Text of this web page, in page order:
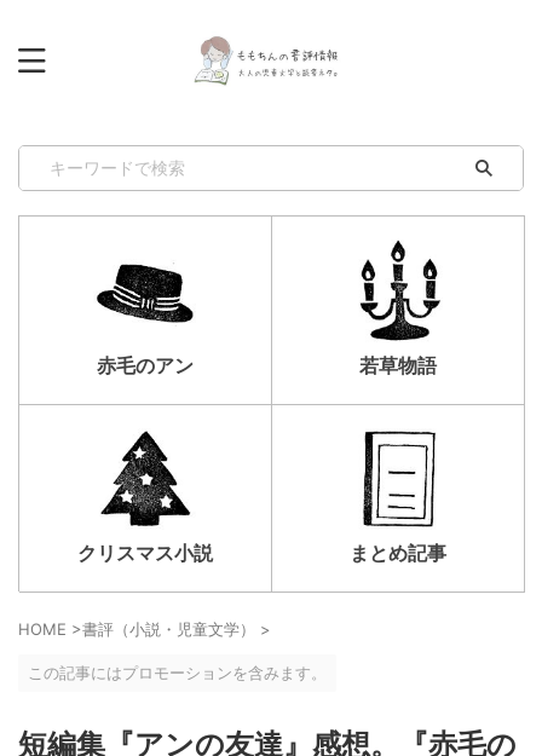
赤毛のアン 若草物語
クリスマス小説 まとめ記事
HOME >書評（小説・児童文学） >
この記事にはプロモーションを含みます。
短編集『アンの友達』感想。『赤毛の